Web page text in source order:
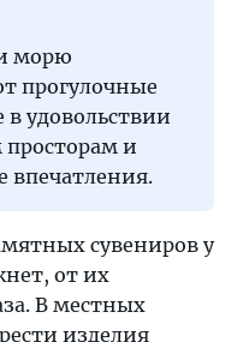
морю
прогулочные
в удовольствии
и
впечатления.
сувениров у
от их
В местных
изделия